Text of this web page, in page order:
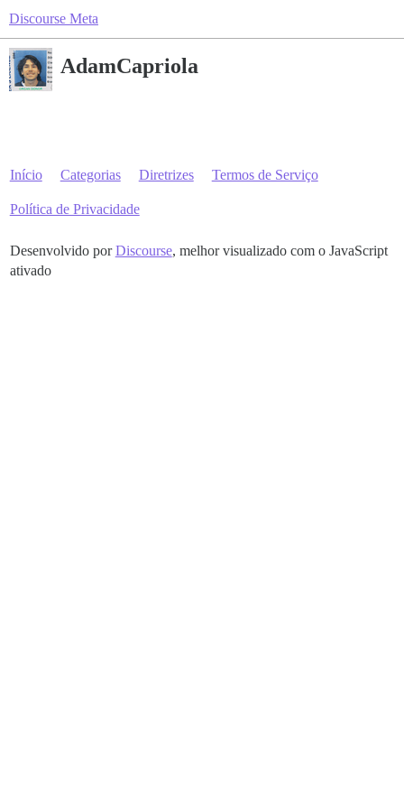
Discourse Meta
AdamCapriola
Início Categorias Diretrizes Termos de Serviço
Política de Privacidade
Desenvolvido porDiscourse, melhor visualizado com o JavaScript
ativado